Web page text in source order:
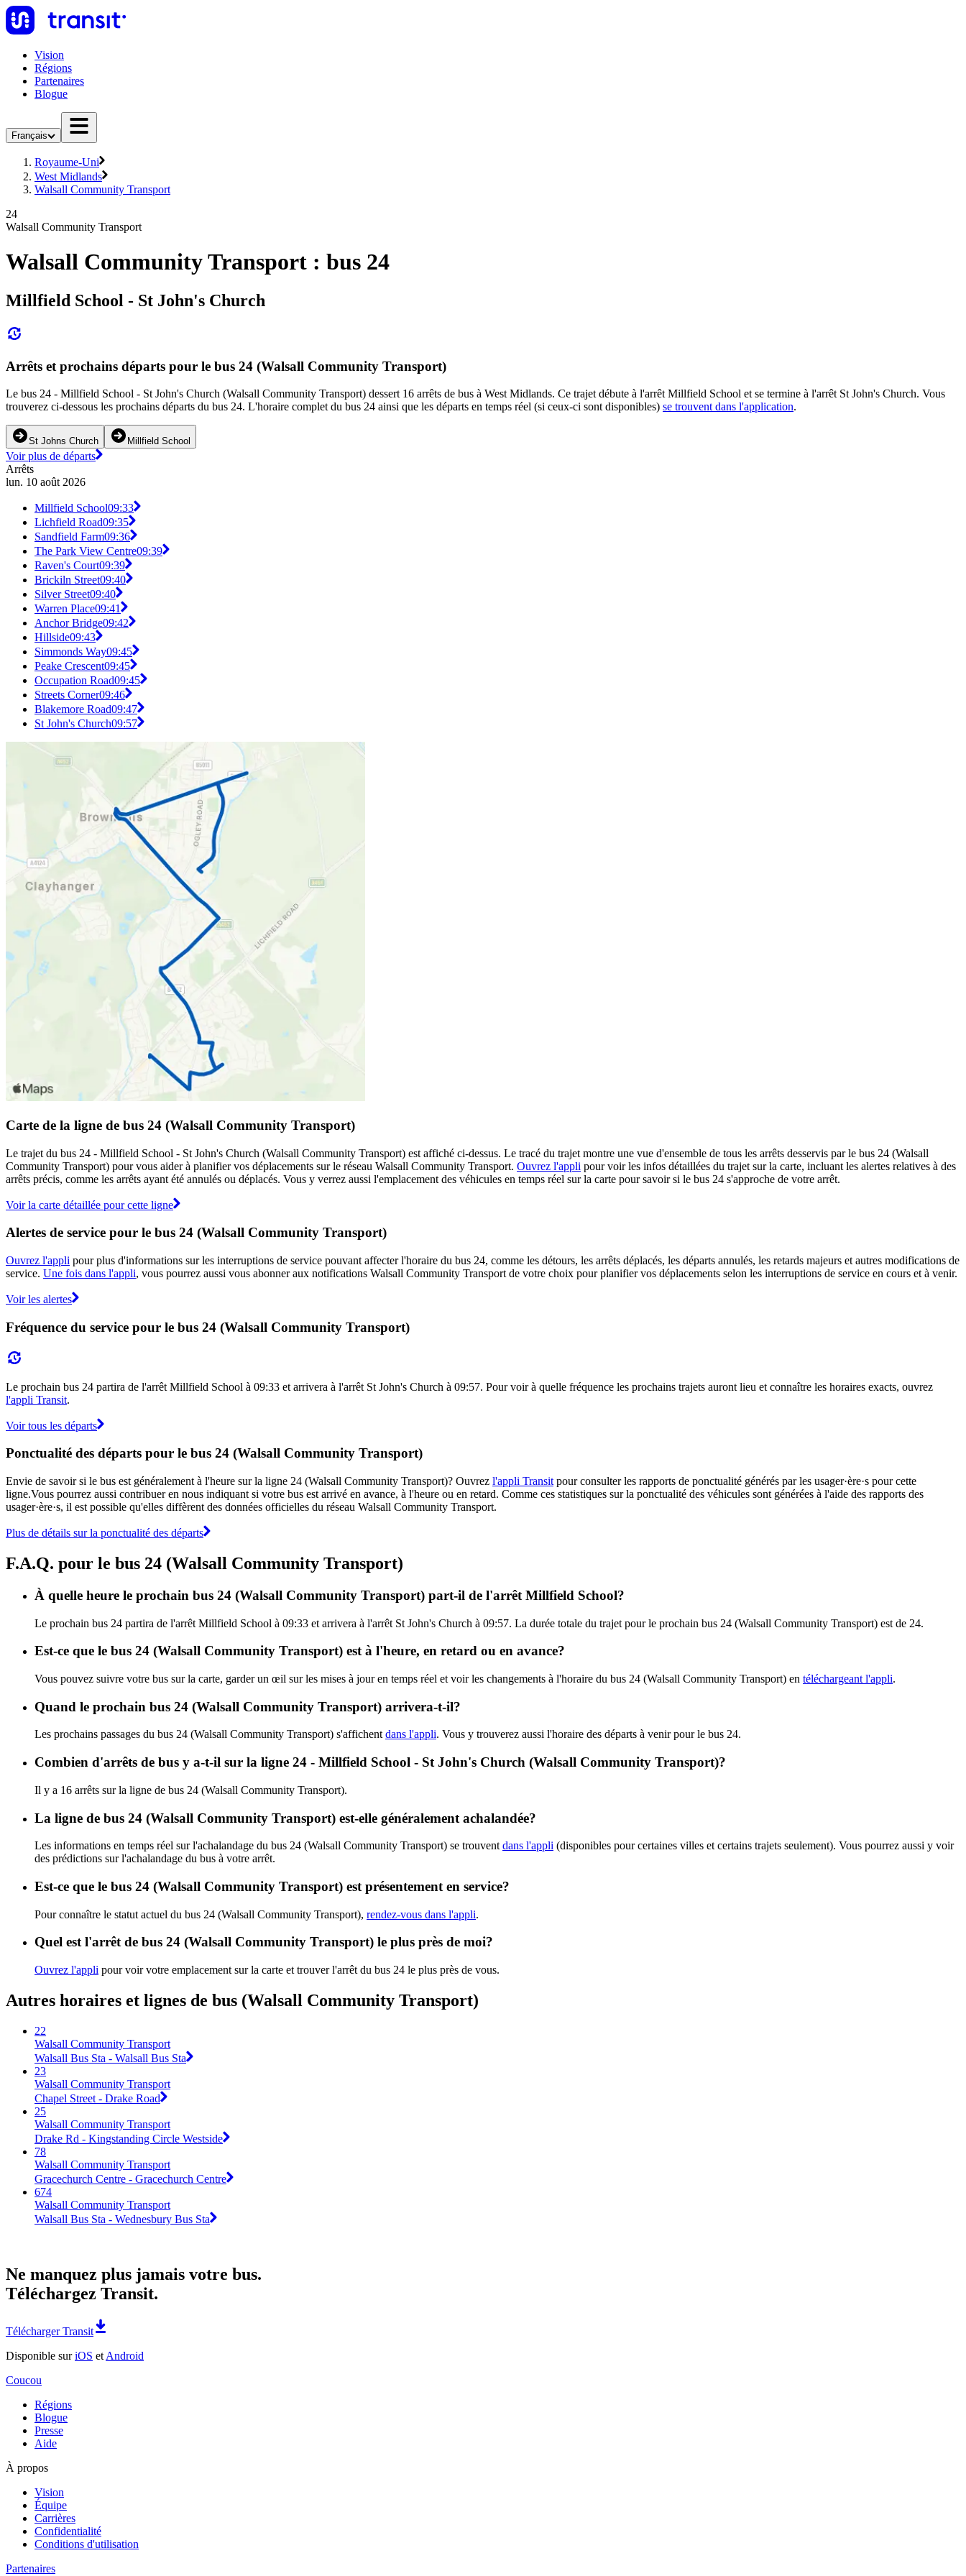
Vision
Régions
Partenaires
Blogue
Français
Royaume-Uni
West Midlands
Walsall Community Transport
24
Walsall Community Transport
Walsall Community Transport : bus 24
Millfield School - St John's Church
Arrêts et prochains départs pour le bus 24 (Walsall Community Transport)
Le bus 24 - Millfield School - St John's Church (Walsall Community Transport) dessert 16 arrêts de bus à West Midlands. Ce trajet débute à l'arrêt Millfield School et se termine à l'arrêt St John's Church. Vous
trouverez ci-dessous les prochains départs du bus 24. L'horaire complet du bus 24 ainsi que les départs en temps réel (si ceux-ci sont disponibles) se trouvent dans l'application.
St Johns Church Millfield School
Voir plus de départs
Arrêts
lun. 10 août 2026
Millfield School09:33
Lichfield Road09:35
Sandfield Farm09:36
The Park View Centre09:39
Raven's Court09:39
Brickiln Street09:40
Silver Street09:40
Warren Place09:41
Anchor Bridge09:42
Hillside09:43
Simmonds Way09:45
Peake Crescent09:45
Occupation Road09:45
Streets Corner09:46
Blakemore Road09:47
St John's Church09:57
Carte de la ligne de bus 24 (Walsall Community Transport)
Le trajet du bus 24 - Millfield School - St John's Church (Walsall Community Transport) est affiché ci-dessus. Le tracé du trajet montre une vue d'ensemble de tous les arrêts desservis par le bus 24 (Walsall
Community Transport) pour vous aider à planifier vos déplacements sur le réseau Walsall Community Transport. Ouvrez l'appli pour voir les infos détaillées du trajet sur la carte, incluant les alertes relatives à des
arrêts précis, comme les arrêts ayant été annulés ou déplacés. Vous y verrez aussi l'emplacement des véhicules en temps réel sur la carte pour savoir si le bus 24 s'approche de votre arrêt.
Voir la carte détaillée pour cette ligne
Alertes de service pour le bus 24 (Walsall Community Transport)
Ouvrez l'appli pour plus d'informations sur les interruptions de service pouvant affecter l'horaire du bus 24, comme les détours, les arrêts déplacés, les départs annulés, les retards majeurs et autres modifications de
service. Une fois dans l'appli, vous pourrez aussi vous abonner aux notifications Walsall Community Transport de votre choix pour planifier vos déplacements selon les interruptions de service en cours et à venir.
Voir les alertes
Fréquence du service pour le bus 24 (Walsall Community Transport)
Le prochain bus 24 partira de l'arrêt Millfield School à 09:33 et arrivera à l'arrêt St John's Church à 09:57. Pour voir à quelle fréquence les prochains trajets auront lieu et connaître les horaires exacts, ouvrez
l'appli Transit.
Voir tous les départs
Ponctualité des départs pour le bus 24 (Walsall Community Transport)
Envie de savoir si le bus est généralement à l'heure sur la ligne 24 (Walsall Community Transport)? Ouvrez l'appli Transit pour consulter les rapports de ponctualité générés par les usager·ère·s pour cette
ligne.Vous pourrez aussi contribuer en nous indiquant si votre bus est arrivé en avance, à l'heure ou en retard. Comme ces statistiques sur la ponctualité des véhicules sont générées à l'aide des rapports des
usager·ère·s, il est possible qu'elles diffèrent des données officielles du réseau Walsall Community Transport.
Plus de détails sur la ponctualité des départs
F.A.Q. pour le bus 24 (Walsall Community Transport)
À quelle heure le prochain bus 24 (Walsall Community Transport) part-il de l'arrêt Millfield School?
Le prochain bus 24 partira de l'arrêt Millfield School à 09:33 et arrivera à l'arrêt St John's Church à 09:57. La durée totale du trajet pour le prochain bus 24 (Walsall Community Transport) est de 24.
Est-ce que le bus 24 (Walsall Community Transport) est à l'heure, en retard ou en avance?
Vous pouvez suivre votre bus sur la carte, garder un œil sur les mises à jour en temps réel et voir les changements à l'horaire du bus 24 (Walsall Community Transport) en téléchargeant l'appli.
Quand le prochain bus 24 (Walsall Community Transport) arrivera-t-il?
Les prochains passages du bus 24 (Walsall Community Transport) s'affichent dans l'appli. Vous y trouverez aussi l'horaire des départs à venir pour le bus 24.
Combien d'arrêts de bus y a-t-il sur la ligne 24 - Millfield School - St John's Church (Walsall Community Transport)?
Il y a 16 arrêts sur la ligne de bus 24 (Walsall Community Transport).
La ligne de bus 24 (Walsall Community Transport) est-elle généralement achalandée?
Les informations en temps réel sur l'achalandage du bus 24 (Walsall Community Transport) se trouvent dans l'appli (disponibles pour certaines villes et certains trajets seulement). Vous pourrez aussi y voir
des prédictions sur l'achalandage du bus à votre arrêt.
Est-ce que le bus 24 (Walsall Community Transport) est présentement en service?
Pour connaître le statut actuel du bus 24 (Walsall Community Transport), rendez-vous dans l'appli.
Quel est l'arrêt de bus 24 (Walsall Community Transport) le plus près de moi?
Ouvrez l'appli pour voir votre emplacement sur la carte et trouver l'arrêt du bus 24 le plus près de vous.
Autres horaires et lignes de bus (Walsall Community Transport)
22
Walsall Community Transport
Walsall Bus Sta - Walsall Bus Sta
23
Walsall Community Transport
Chapel Street - Drake Road
25
Walsall Community Transport
Drake Rd - Kingstanding Circle Westside
78
Walsall Community Transport
Gracechurch Centre - Gracechurch Centre
674
Walsall Community Transport
Walsall Bus Sta - Wednesbury Bus Sta
Ne manquez plus jamais votre bus.
Téléchargez Transit.
Télécharger Transit
Disponible suriOS et Android
Coucou
Régions
Blogue
Presse
Aide
À propos
Vision
Équipe
Carrières
Confidentialité
Conditions d'utilisation
Partenaires